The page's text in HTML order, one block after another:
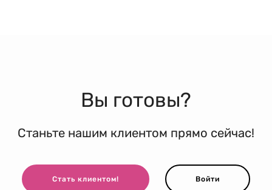
Вы готовы?
Станьте нашим клиентом прямо сейчас!
Стать клиентом! Войти